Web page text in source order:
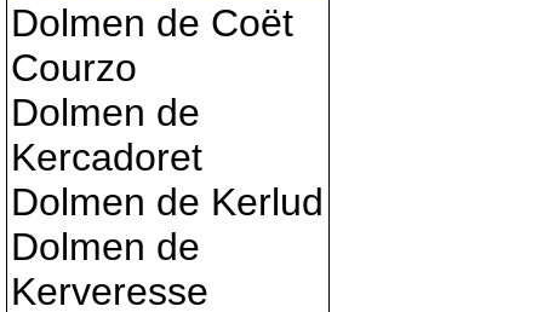
Dolmen de Coët
Courzo
Dolmen de
Kercadoret
Dolmen de Kerlud
Dolmen de
Kerveresse